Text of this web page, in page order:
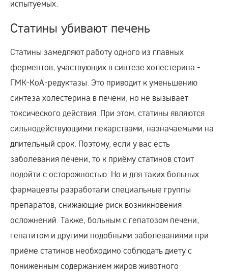
испытуемых.
Статины убивают печень
Статины замедляют работу одного из главных
ферментов, участвующих в синтезе холестерина -
ГМК-КоА-редуктазы. Это приводит к уменьшению
синтеза холестерина в печени, но не вызывает
токсического действия. При этом, статины являются
сильнодействующими лекарствами, назначаемыми на
длительный срок. Поэтому, если у вас есть
заболевания печени, то к приёму статинов стоит
подойти с осторожностью. Но и для таких больных
фармацевты разработали специальные группы
препаратов, снижающие риск возникновения
осложнений. Также, больным с гепатозом печени,
гепатитом и другими подобными заболеваниями при
приёме статинов необходимо соблюдать диету с
пониженным содержанием жиров животного